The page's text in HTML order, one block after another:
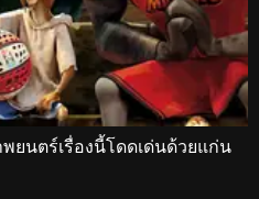
ยนตร์เรื่องนี้โดดเด่นด้วยแก่น